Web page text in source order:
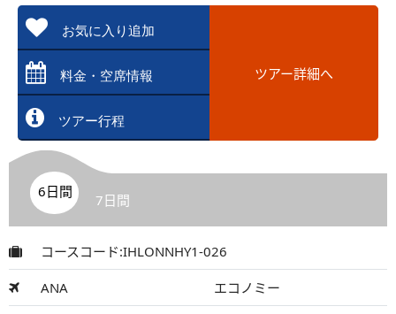
お気に入り追加
料金・空席情報
ツアー行程
ツアー詳細へ
6日間 7日間
コースコード:IHLONNHY1-026
ANA エコノミー